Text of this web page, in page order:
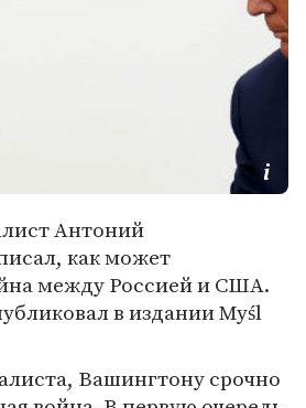
Антоний
как может
между Россией и США.
в издании Myśl
Вашингтону срочно